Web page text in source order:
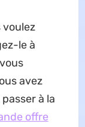
voulez
le à
avez
à la
offre